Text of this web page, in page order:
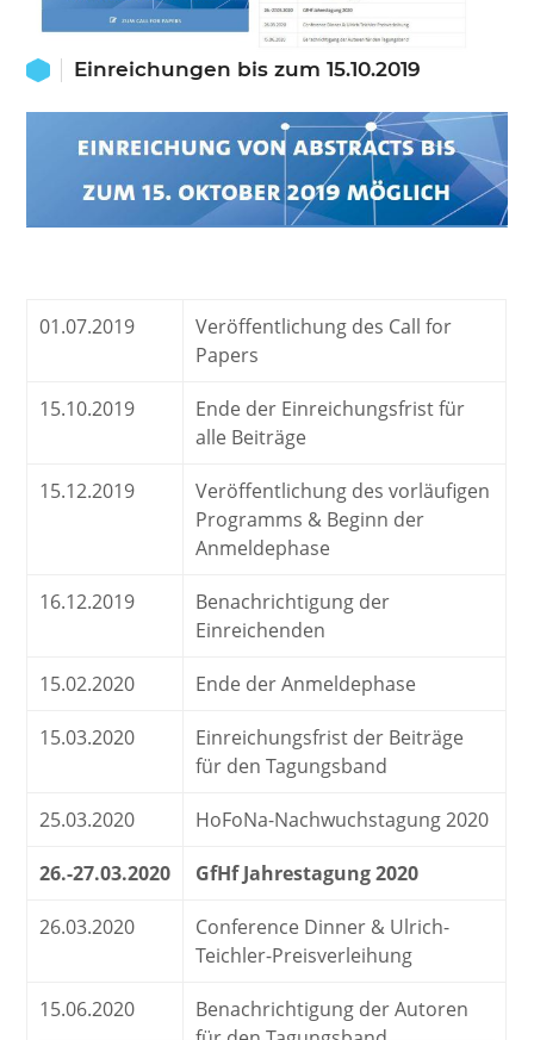
Einreichungen bis zum 15.10.2019
01.07.2019
Veröffentlichung des Call for
Papers
15.10.2019
Ende der Einreichungsfrist für
alle Beiträge
15.12.2019
Veröffentlichung des vorläufigen
Programms & Beginn der
Anmeldephase
16.12.2019
Benachrichtigung der
Einreichenden
15.02.2020 Ende der Anmeldephase
15.03.2020
Einreichungsfrist der Beiträge
für den Tagungsband
25.03.2020 HoFoNa-Nachwuchstagung 2020
26.-27.03.2020 GfHf Jahrestagung 2020
26.03.2020
Conference Dinner & Ulrich-
Teichler-Preisverleihung
15.06.2020
Benachrichtigung der Autoren